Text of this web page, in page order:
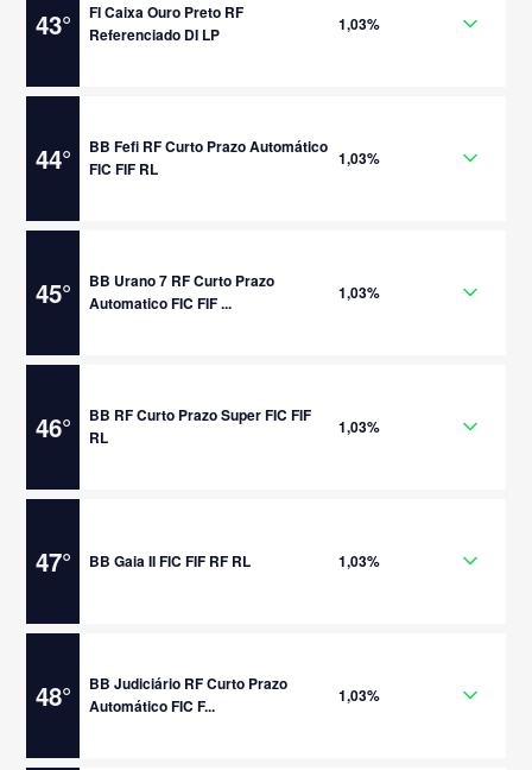
43°
FI Caixa Ouro Preto RF
Referenciado DI LP
1,03%
44°
BB Fefi RF Curto Prazo Automático
FIC FIF RL
1,03%
45°
BB Urano 7 RF Curto Prazo
Automatico FIC FIF ...
1,03%
46°
BB RF Curto Prazo Super FIC FIF
RL
1,03%
47° BB Gaia II FIC FIF RF RL 1,03%
48°
BB Judiciário RF Curto Prazo
Automático FIC F...
1,03%